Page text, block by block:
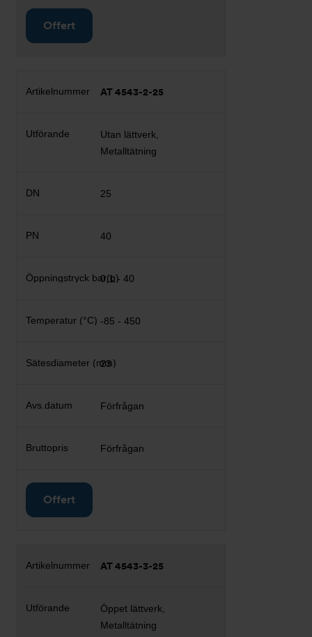
Offert
AT 4543-2-25
Utan lättverk,
Metalltätning
25
40
0,1 - 40
-85 - 450
23
Förfrågan
Förfrågan
Offert
AT 4543-3-25
Öppet lättverk,
Metalltätning